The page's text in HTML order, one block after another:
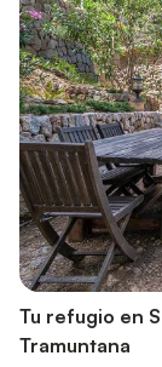
Tu refugio en
Tramuntana